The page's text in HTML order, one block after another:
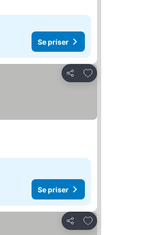
Se priser
Dela
Lägg till i Mina
Se priser
Dela
Lägg till i Mina